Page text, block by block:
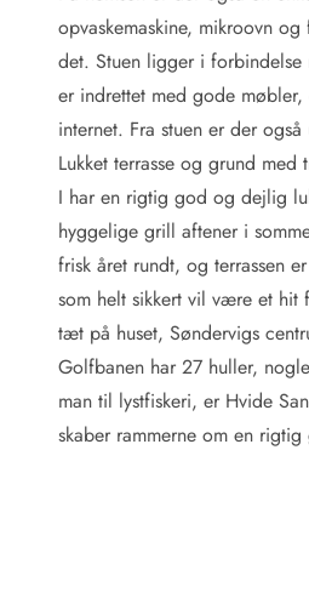
Fotokonkurrence
Fordele hos os
Esmark Rejsecurity
Esmark KidsVIP
Esmark VIP: Fordele og rabataftaler
Prisgaranti
Ingen depositum
Gæsteanmeldelser
Gratis WiFi i ferieområdet
We love people!
Fritidsaktiviteter
Esmark VIP partnerfordele
opvaskemaskine, mikroovn
det. Stuen ligger i
er indrettet med gode
internet. Fra stuen er der
Lukket terrasse og grund
I har en rigtig god og dejlig
hyggelige grill aftener i
frisk året rundt, og terrassen
som helt sikkert vil være et hit
tæt på huset, Søndervigs
Golfbanen har 27 huller,
man til lystfiskeri, er Hvide
skaber rammerne om en